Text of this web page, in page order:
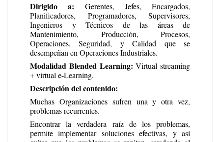
Dirigido a: Gerentes, Jefes, Encargados,
Planificadores, Programadores, Supervisores,
Ingenieros y Técnicos de las áreas de
Mantenimiento, Producción, Procesos,
Operaciones, Seguridad, y Calidad que se
desempeñan en Operaciones Industriales.
Modalidad Blended Learning:Virtual streaming
+ virtual e-Learning.
Descripción del contenido:
Muchas Organizaciones sufren una y otra vez,
problemas recurrentes.
Encontrar la verdadera raíz de los problemas,
permite implementar soluciones efectivas, y así